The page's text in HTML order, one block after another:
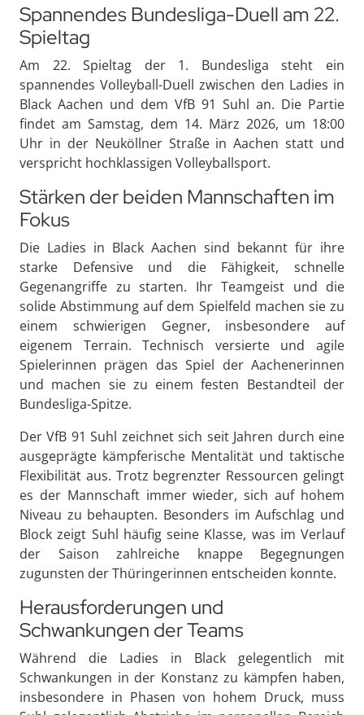
Spannendes Bundesliga-Duell am 22.
Spieltag
Am 22. Spieltag der 1. Bundesliga steht ein
spannendes Volleyball-Duell zwischen den Ladies in
Black Aachen und dem VfB 91 Suhl an. Die Partie
findet am Samstag, dem 14. März 2026, um 18:00
Uhr in der Neuköllner Straße in Aachen statt und
verspricht hochklassigen Volleyballsport.
Stärken der beiden Mannschaften im
Fokus
Die Ladies in Black Aachen sind bekannt für ihre
starke Defensive und die Fähigkeit, schnelle
Gegenangriffe zu starten. Ihr Teamgeist und die
solide Abstimmung auf dem Spielfeld machen sie zu
einem schwierigen Gegner, insbesondere auf
eigenem Terrain. Technisch versierte und agile
Spielerinnen prägen das Spiel der Aachenerinnen
und machen sie zu einem festen Bestandteil der
Bundesliga-Spitze.
Der VfB 91 Suhl zeichnet sich seit Jahren durch eine
ausgeprägte kämpferische Mentalität und taktische
Flexibilität aus. Trotz begrenzter Ressourcen gelingt
es der Mannschaft immer wieder, sich auf hohem
Niveau zu behaupten. Besonders im Aufschlag und
Block zeigt Suhl häufig seine Klasse, was im Verlauf
der Saison zahlreiche knappe Begegnungen
zugunsten der Thüringerinnen entscheiden konnte.
Herausforderungen und
Schwankungen der Teams
Während die Ladies in Black gelegentlich mit
Schwankungen in der Konstanz zu kämpfen haben,
insbesondere in Phasen von hohem Druck, muss